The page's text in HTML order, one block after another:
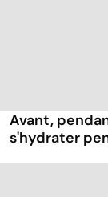
Avant,
s'hydrater